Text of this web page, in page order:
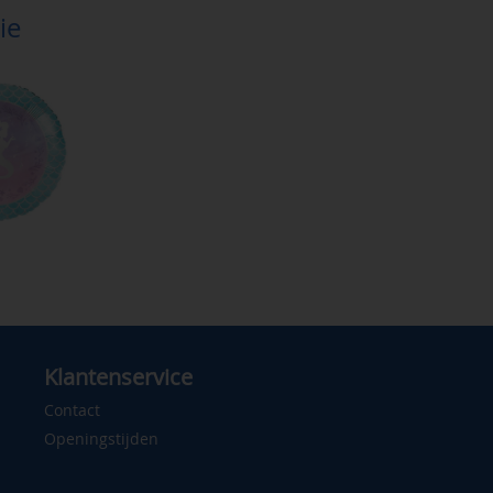
Klantenservice
Contact
Openingstijden